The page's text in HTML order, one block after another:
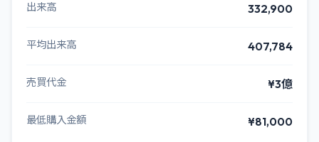
出来高 332,900
平均出来高 407,784
売買代金 ¥3億
最低購入金額 ¥81,000